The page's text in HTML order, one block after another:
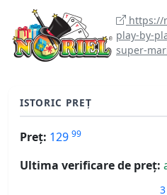
https://
play-by-
super-
ISTORIC PREȚ
Preț: 129 99
Ultima verificare de preț: